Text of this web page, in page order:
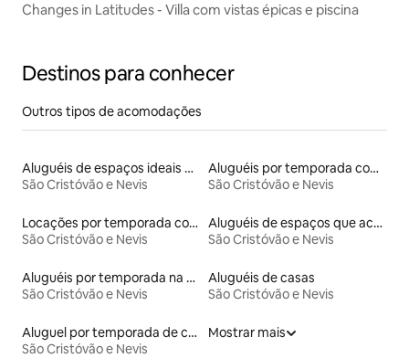
Changes in Latitudes - Villa com vistas épicas e piscina
Destinos para conhecer
Outros tipos de acomodações
Aluguéis de espaços ideais para famílias
São Cristóvão e Nevis
Aluguéis por temporada com banheira de hidromassagem
São Cristóvão e Nevis
Locações por temporada com piscina
São Cristóvão e Nevis
Aluguéis de espaços que aceitam animais de estimação
São Cristóvão e Nevis
Aluguéis por temporada na orla
São Cristóvão e Nevis
Aluguéis de casas
São Cristóvão e Nevis
Aluguel por temporada de casas de hóspedes
São Cristóvão e Nevis
Mostrar mais